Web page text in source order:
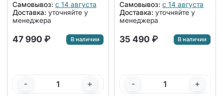
Самовывоз: с 14 августа
Доставка: уточняйте у
менеджера
47 990 ₽ В наличии
- +
Самовывоз: с 14 августа
Доставка: уточняйте у
менеджера
35 490 ₽ В наличии
- +